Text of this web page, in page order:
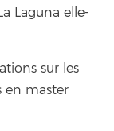
Laguna elle-
sur les
en master